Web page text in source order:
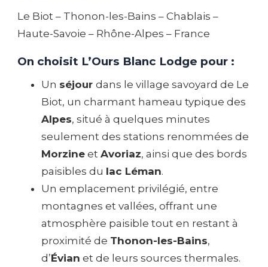
Le Biot – Thonon-les-Bains – Chablais –
Haute-Savoie – Rhône-Alpes – France
On choisit L’Ours Blanc Lodge pour :
Un séjour dans le village savoyard de Le
Biot, un charmant hameau typique des
Alpes, situé à quelques minutes
seulement des stations renommées de
Morzine et Avoriaz, ainsi que des bords
paisibles du lac Léman.
Un emplacement privilégié, entre
montagnes et vallées, offrant une
atmosphère paisible tout en restant à
proximité de Thonon-les-Bains,
d’Évian et de leurs sources thermales.